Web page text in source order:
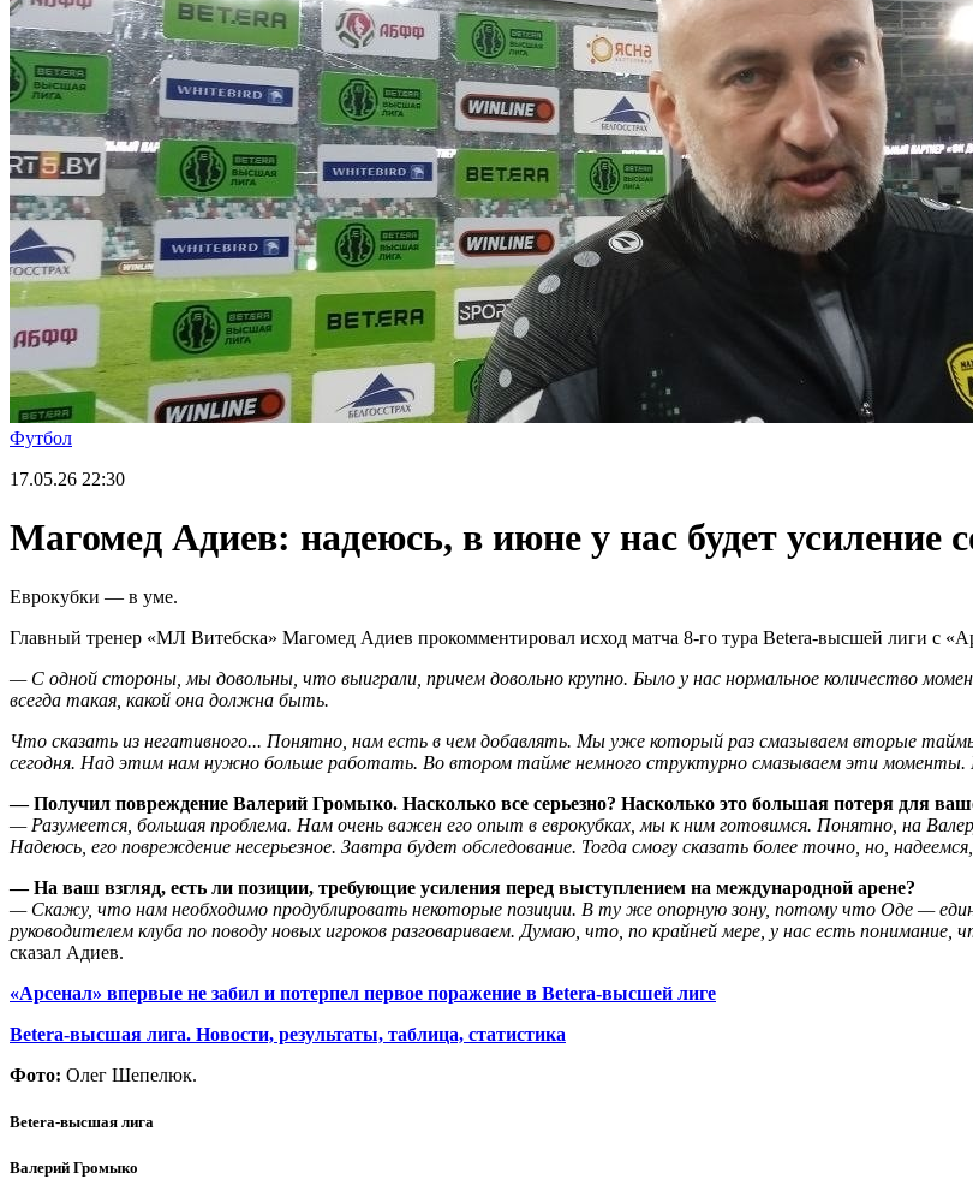
Футбол
17.05.26 22:30
Магомед Адиев: надеюсь, в июне у нас будет усиление
Еврокубки — в уме.
Главный тренер «МЛ Витебска» Магомед Адиев прокомментировал исход матча 8-го тура Betera-высшей лиги с
— С одной стороны, мы довольны, что выиграли, причем довольно крупно. Было у нас нормальное количество
всегда такая, какой она должна быть.
Что сказать из негативного... Понятно, нам есть в чем добавлять. Мы уже который раз смазываем вторые
сегодня. Над этим нам нужно больше работать. Во втором тайме немного структурно смазываем эти моменты.
— Получил повреждение Валерий Громыко. Насколько все серьезно? Насколько это большая потеря для
— Разумеется, большая проблема. Нам очень важен его опыт в еврокубках, мы к ним готовимся. Понятно, на
Надеюсь, его повреждение несерьезное. Завтра будет обследование. Тогда смогу сказать более точно, но, надеемся,
— На ваш взгляд, есть ли позиции, требующие усиления перед выступлением на международной арене?
— Скажу, что нам необходимо продублировать некоторые позиции. В ту же опорную зону, потому что Оде —
руководителем клуба по поводу новых игроков разговариваем. Думаю, что, по крайней мере, у нас есть
сказал Адиев.
«Арсенал» впервые не забил и потерпел первое поражение в Betera-высшей лиге
Betera-высшая лига. Новости, результаты, таблица, статистика
Фото: Олег Шепелюк.
Betera-высшая лига
Валерий Громыко